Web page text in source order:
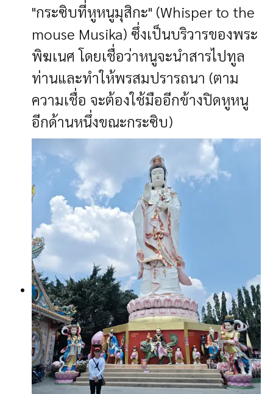
"กระซิบที่หูหนูมุสิกะ" (Whisper to the
mouse Musika) ซึ่งเป็นบริวารของพระ
พิฆเนศ โดยเชื่อว่าหนูจะนำสารไปทูล
ท่านและทำให้พรสมปรารถนา (ตาม
ความเชื่อ จะต้องใช้มืออีกข้างปิดหูหนู
อีกด้านหนึ่งขณะกระซิบ)